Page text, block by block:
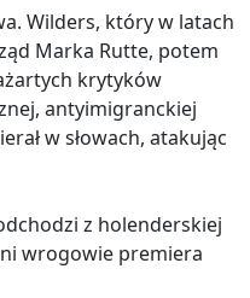
Wilders, który w latach
Marka Rutte, potem
krytyków
antyimigranckiej
w słowach, atakując
z holenderskiej
wrogowie premiera